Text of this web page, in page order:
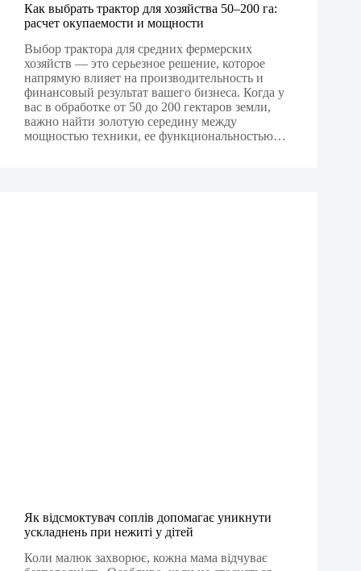
Как выбрать трактор для хозяйства 50–200 га:
расчет окупаемости и мощности
Выбор трактора для средних фермерских
хозяйств — это серьезное решение, которое
напрямую влияет на производительность и
финансовый результат вашего бизнеса. Когда у
вас в обработке от 50 до 200 гектаров земли,
важно найти золотую середину между
мощностью техники, ее функциональностью…
Як відсмоктувач соплів допомагає уникнути
ускладнень при нежиті у дітей
Коли малюк захворює, кожна мама відчуває